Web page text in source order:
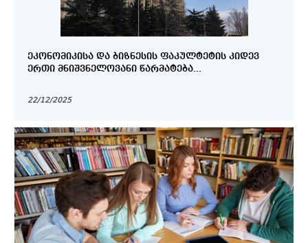
ᲔᲙᲝᲜᲝᲛᲘᲙᲘᲡᲐ ᲓᲐ ᲑᲘᲖᲜᲔᲡᲘᲡ ᲤᲐᲙᲣᲚᲢᲔᲢᲘᲡ ᲙᲘᲓᲔᲕ
ᲔᲠᲗᲘ ᲛᲜᲘᲨᲕᲜᲔᲚᲝᲕᲐᲜᲘ ᲬᲐᲠᲛᲐᲢᲔᲑᲐ...
22/12/2025